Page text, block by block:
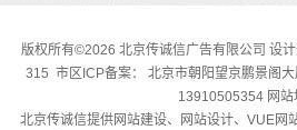
版权所有©2026 北京传诚信广告有限公司 设
315 市区ICP备案： 北京市朝阳望京鹏景阁
13910505354 网站
北京传诚信提供网站建设、网站设计、VUE网